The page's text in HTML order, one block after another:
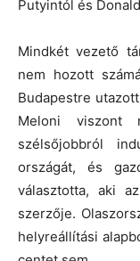
Putyintól és
Mindkét vezető
nem hozott
Budapestre
Meloni viszont
szélsőjobbról
országát, és
választotta, aki
szerzője.
helyreállítási